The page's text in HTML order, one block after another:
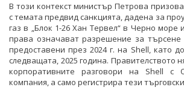
В този контекст министър Петрова
с темата предвид санкцията, дадена за
газ в „Блок 1-26 Хан Тервел“ в Черно море
права означават разрешение за търсене
предоставени през 2024 г. на Shell, като
следващата, 2025 година. Правителството
корпоративните разговори на Shell с
компания, а само регистрира тези